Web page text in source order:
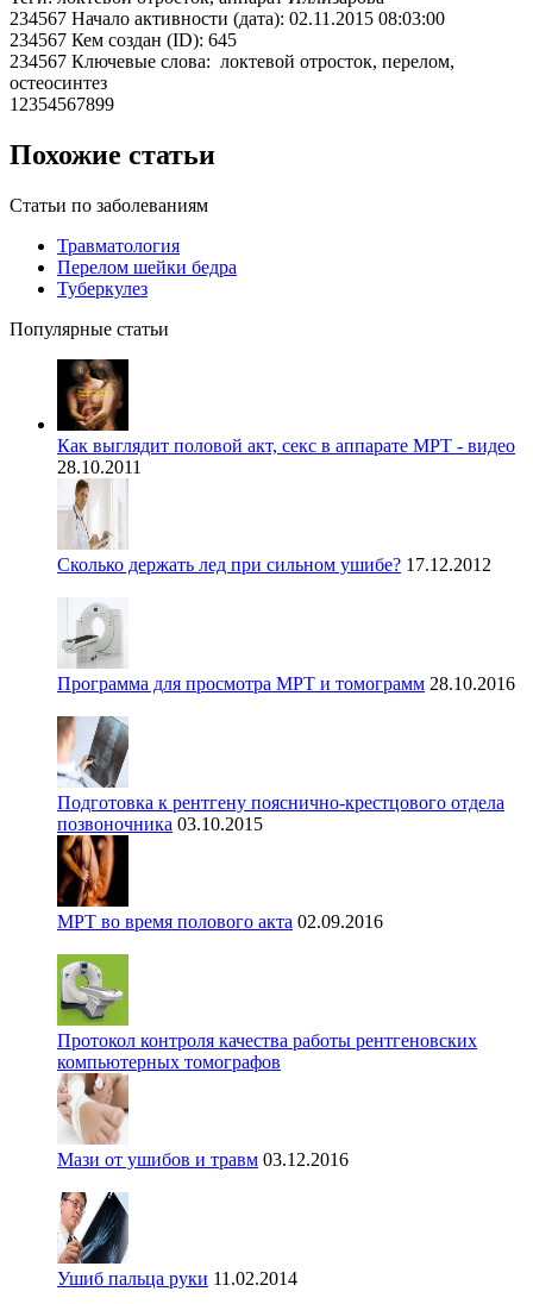
234567 Начало активности (дата): 02.11.2015 08:03:00
234567 Кем создан (ID): 645
234567 Ключевые слова: локтевой отросток, перелом,
остеосинтез
12354567899
Похожие статьи
Статьи по заболеваниям
Травматология
Перелом шейки бедра
Туберкулез
Популярные статьи
Как выглядит половой акт, секс в аппарате МРТ - видео
28.10.2011
Сколько держать лед при сильном ушибе? 17.12.2012
Программа для просмотра МРТ и томограмм 28.10.2016
Подготовка к рентгену пояснично-крестцового отдела
позвоночника 03.10.2015
МРТ во время полового акта 02.09.2016
Протокол контроля качества работы рентгеновских
компьютерных томографов
Мази от ушибов и травм 03.12.2016
Ушиб пальца руки 11.02.2014